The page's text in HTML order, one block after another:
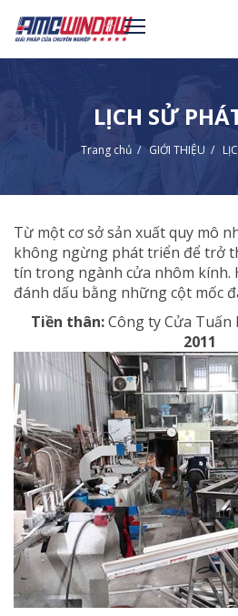
LỊCH SỬ
Trang chủ / GIỚI THIỆU /
Từ một cơ sở sản xuất quy mô
không ngừng phát triển để trở
tín trong ngành cửa nhôm kính.
đánh dấu bằng những cột mốc
Tiền thân:Công ty Cửa Tuấn
2011